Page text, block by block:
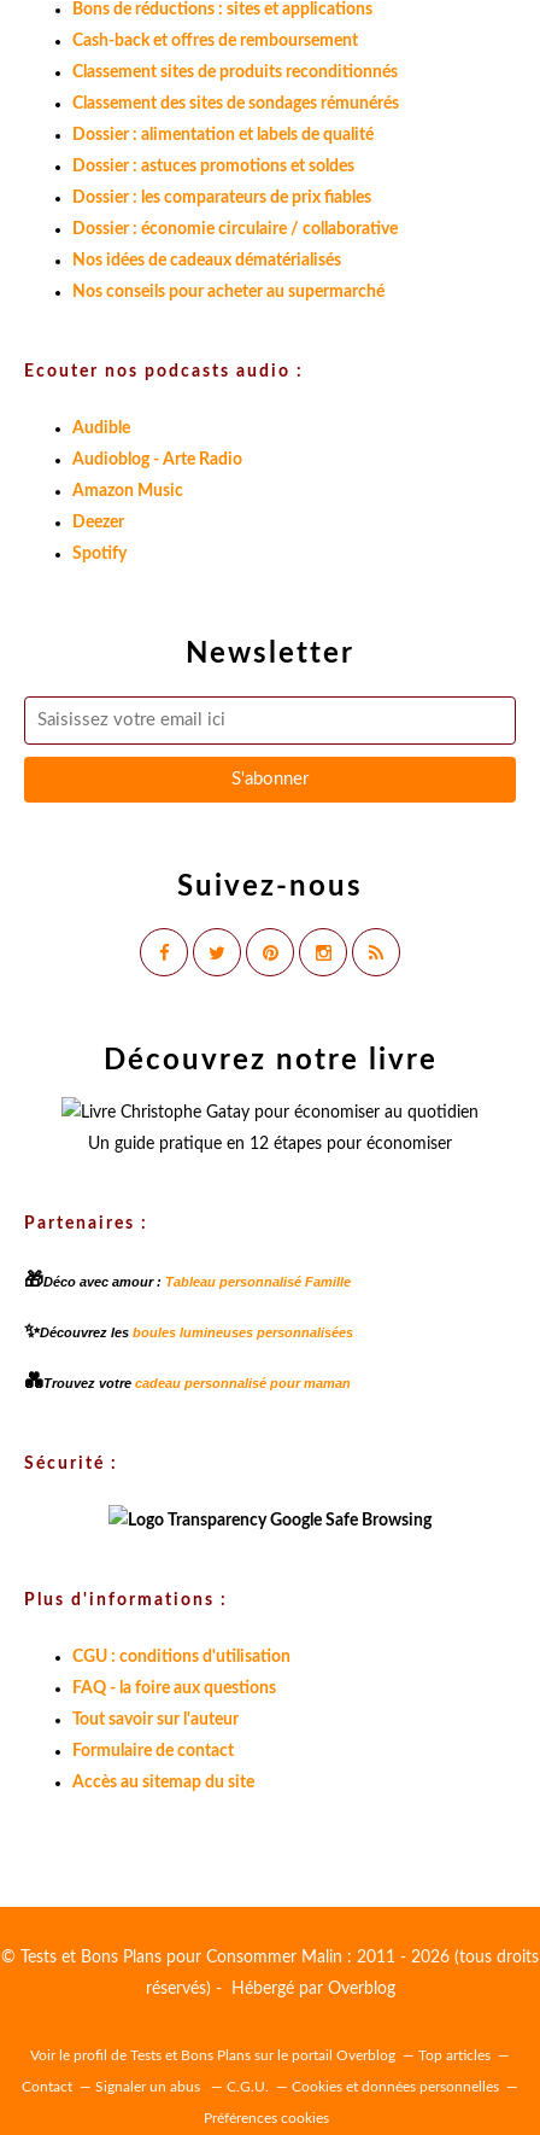
Newsletter
Suivez-nous
Bons de réductions : sites et applications
Cash-back et offres de remboursement
Classement sites de produits reconditionnés
Classement des sites de sondages rémunérés
Dossier : alimentation et labels de qualité
Dossier : astuces promotions et soldes
Dossier : les comparateurs de prix fiables
Dossier : économie circulaire / collaborative
Nos idées de cadeaux dématérialisés
Nos conseils pour acheter au supermarché
Ecouter nos podcasts audio :
Audible
Audioblog - Arte Radio
Amazon Music
Deezer
Spotify
Découvrez notre livre
Un guide pratique en 12 étapes pour économiser
Partenaires :
🎁Déco avec amour : Tableau personnalisé Famille
✨Découvrez les boules lumineuses personnalisées
💑Trouvez votre cadeau personnalisé pour maman
Sécurité :
Plus d'informations :
CGU : conditions d'utilisation
FAQ - la foire aux questions
Tout savoir sur l'auteur
Formulaire de contact
Accès au sitemap du site
© Tests et Bons Plans pour Consommer Malin : 2011 - 2026 (tous droits
réservés) - Hébergé par Overblog
Voir le profil de Tests et Bons Plans sur le portail Overblog Top articles
Contact Signaler un abus C.G.U. Cookies et données personnelles
Préférences cookies